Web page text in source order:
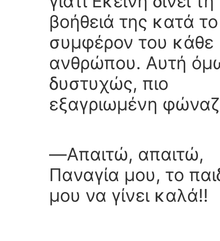
βοήθειά της κατά το
συμφέρον του κάθε
ανθρώπου. Αυτή
δυστυχώς, πιο
εξαγριωμένη
―Απαιτώ, απαιτώ,
Παναγία μου, το
μου να γίνει καλά!!